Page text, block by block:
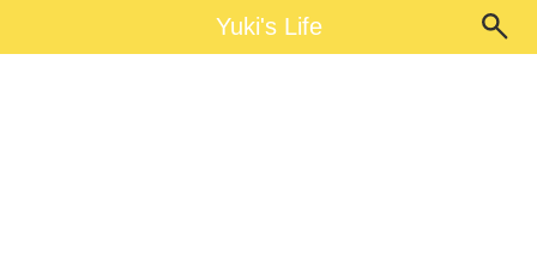
Yuki's LifeYuki's Life